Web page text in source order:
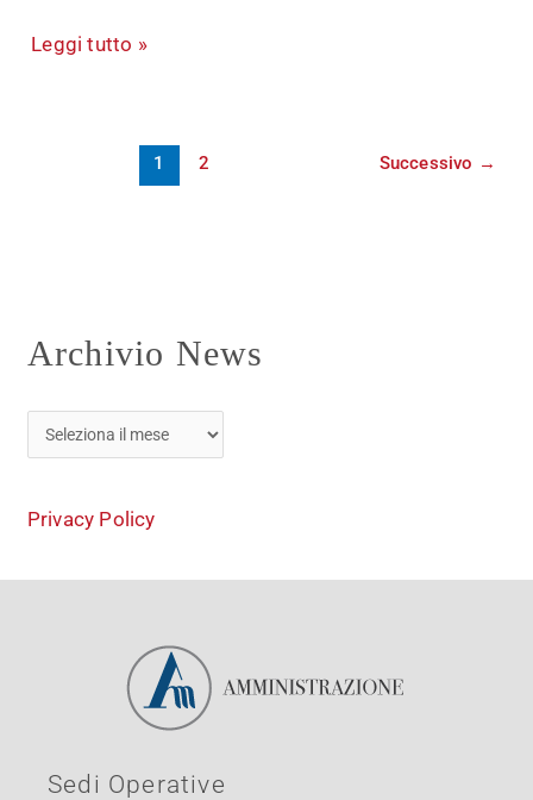
Leggi tutto »
1 2 Successivo →
Archivio News
Privacy Policy
Sedi Operative